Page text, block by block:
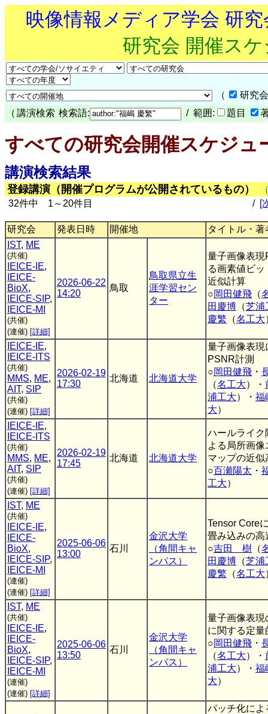
映像情報メディア学会 研
研究会 開催ス
（
研究
（ 講演検索 検索語: / 範囲: 題目
すべての研究会開催スケジュ
講演検索結果
登録講演（開催プログラムが公開されているもの）
32件中 1～20件目
/ [
研究会 発表日時 開催地
タイトル・著
IST, ME
(共催)
IEICE-IE,
IEICE-
BioX,
IEICE-SIP,
IEICE-MI
(共催)
(連催) [詳細]
2026-06-22
14:20
鳥取
鳥取県立生
涯学習セン
ター
量子画像表現
る画素値ビ
近似計算
○岡田健飛 （
田慶博 （芝浦
慶繁 （名工大
IEICE-IE,
IEICE-ITS
(共催)
MMS, ME,
AIT, SIP
(共催)
(連催) [詳細]
2026-02-19
17:30
北海道 北海道大学
量子画像表現
PSNR計測
○岡田健飛 ・
（名工大）・
浦工大）・ 福
大）
IEICE-IE,
IEICE-ITS
(共催)
MMS, ME,
AIT, SIP
(共催)
(連催) [詳細]
2026-02-19
17:45
北海道 北海道大学
ハールライク
よる局所画
マップの近似
○百瀬陽太 ・
工大）
IST, ME
(共催)
IEICE-IE,
IEICE-
BioX,
IEICE-SIP,
IEICE-MI
(連催)
(連催) [詳細]
2025-06-06
13:00
石川
金沢大学
（角間キャ
ンパス）
Tensor Core
畳み込みの高
○吉田 樹 （
田慶博 （芝浦
慶繁 （名工大
IST, ME
(共催)
IEICE-IE,
IEICE-
BioX,
IEICE-SIP,
IEICE-MI
(連催)
(連催) [詳細]
2025-06-06
13:50
石川
金沢大学
（角間キャ
ンパス）
量子画像表現
に関する定量
○岡田健飛 ・
（名工大）・
浦工大）・ 福
大）
パッチ化によ